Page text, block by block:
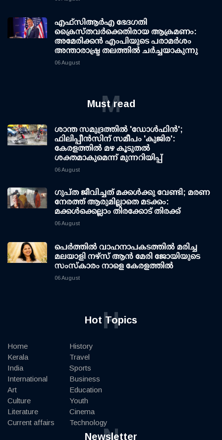
എഫ്‌സി‌ആര്‍‌എ ഭേദഗതി
ക്രൈസ്തവർക്കെതിരായ ആക്രമണം:
അമേരിക്കൻ എംപിയുടെ പരാമർശം
അന്താരാഷ്ട്ര തലത്തിൽ ചർച്ചയാകുന്നു
06 August
Must read
M
ശാന്ത സമുദ്രത്തില്‍ 'ഡോള്‍ഫിന്‍';
ഫിലിപ്പീന്‍സിന് സമീപം 'കുജിര':
കേരളത്തില്‍ മഴ കൂടുതല്‍
ശക്തമാകുമെന്ന് മുന്നറിയിപ്പ്
06 August
ഗുപ്ത ജീവിച്ചത് മക്കള്‍ക്കു വേണ്ടി; മരണ
നേരത്ത് ആരുമില്ലാതെ മടക്കം:
മക്കള്‍ക്കെല്ലാം തിരക്കോട് തിരക്ക്
06 August
പെർത്തിൽ വാഹനാപകടത്തിൽ മരിച്ച
മലയാളി നഴ്സ് ആൻ മേരി ജോയിയുടെ
സംസ്കാരം നാളെ കേരളത്തിൽ
06 August
Hot Topics
H
Home
Kerala
India
International
Art
Culture
Literature
Current affairs
History
Travel
Sports
Business
Education
Youth
Cinema
Technology
Newsletter